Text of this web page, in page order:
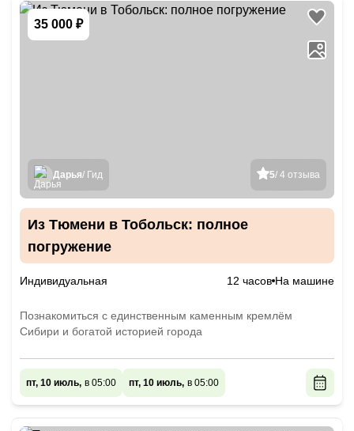
35 000 ₽
5/ 4 отзыва
Дарья/ Гид
Из Тюмени в Тобольск: полное
погружение
Индивидуальная 12 часов На машине
Познакомиться с единственным каменным кремлём
Сибири и богатой историей города
пт, 10 июль, в 05:00 пт, 10 июль, в 05:00